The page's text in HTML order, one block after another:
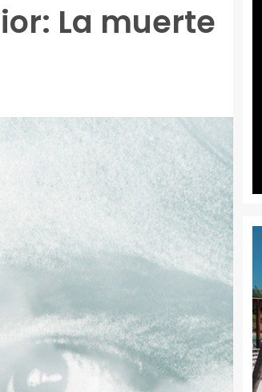
La muerte